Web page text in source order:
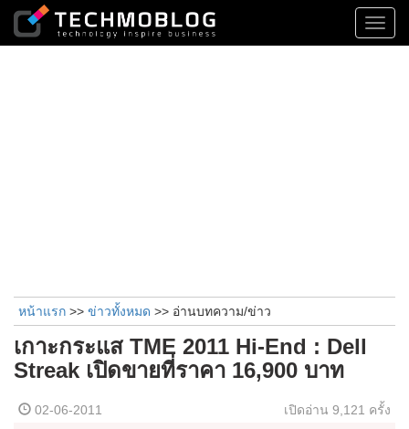
หน้าแรก >> ข่าวทั้งหมด >> อ่านบทความ/ข่าว
เกาะกระแส TME 2011 Hi-End : Dell
Streak เปิดขายที่ราคา 16,900 บาท
02-06-2011 เปิดอ่าน 9,121 ครั้ง